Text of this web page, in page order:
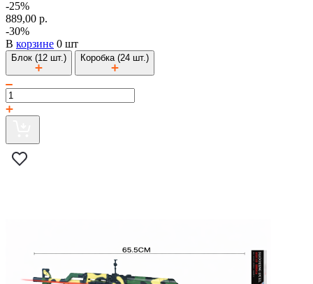
-25%
889,00 р.
-30%
В корзине 0 шт
Блок (12 шт.) Коробка (24 шт.)